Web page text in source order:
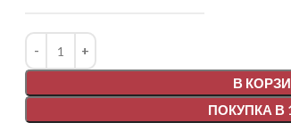
В
ПОКУПКА В
Alternative: